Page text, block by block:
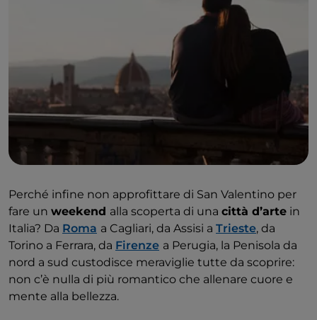
Perché infine non approfittare di San Valentino per
fare un weekend alla scoperta di una città d’arte in
Italia? Da Roma a Cagliari, da Assisi a Trieste, da
Torino a Ferrara, da Firenze a Perugia, la Penisola da
nord a sud custodisce meraviglie tutte da scoprire:
non c’è nulla di più romantico che allenare cuore e
mente alla bellezza.